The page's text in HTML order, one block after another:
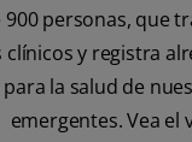
personas, que
clínicos y registra
la salud de
emergentes. Vea el